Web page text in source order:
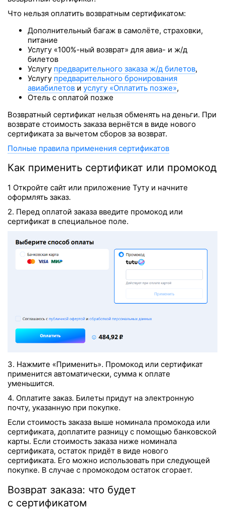
Что нельзя оплатить возвратным сертификатом:
Дополнительный багаж в самолёте, страховки,
питание
Услугу «100%-ный возврат» для авиа- и ж/д
билетов
Услугу предварительного заказа ж/д билетов,
Услугу предварительного бронирования
авиабилетов и услугу «Оплатить позже»,
Отель с оплатой позже
Возвратный сертификат нельзя обменять на деньги. При
возврате стоимость заказа вернётся в виде нового
сертификата за вычетом сборов за возврат.
Полные правила применения сертификатов
Как применить сертификат или промокод
1 Откройте сайт или приложение Туту и начните
оформлять заказ.
2. Перед оплатой заказа введите промокод или
сертификат в специальное поле.
3. Нажмите «Применить». Промокод или сертификат
применится автоматически, сумма к оплате
уменьшится.
4. Оплатите заказ. Билеты придут на электронную
почту, указанную при покупке.
Если стоимость заказа выше номинала промокода или
сертификата, доплатите разницу с помощью банковской
карты. Если стоимость заказа ниже номинала
сертификата, остаток придёт в виде нового
сертификата. Его можно использовать при следующей
покупке. В случае с промокодом остаток сгорает.
Возврат заказа: что будет
с сертификатом